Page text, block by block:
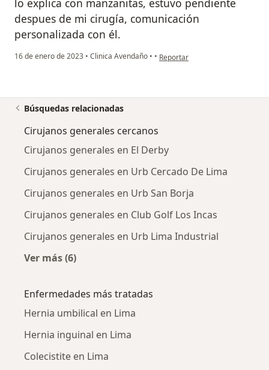
lo explica con manzanitas, estuvo pendiente
despues de mi cirugía, comunicación
personalizada con él.
16 de enero de 2023 • Clinica Avendaño • • en opinión del usuario DTZ
Reportar
Búsquedas relacionadas
Cirujanos generales cercanos
Cirujanos generales en El Derby
Cirujanos generales en Urb Cercado De Lima
Cirujanos generales en Urb San Borja
Cirujanos generales en Club Golf Los Incas
Cirujanos generales en Urb Lima Industrial
Ver más (6)
Enfermedades más tratadas
Hernia umbilical en Lima
Hernia inguinal en Lima
Colecistite en Lima